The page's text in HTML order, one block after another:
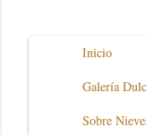
Inicio
Galería
Sobre